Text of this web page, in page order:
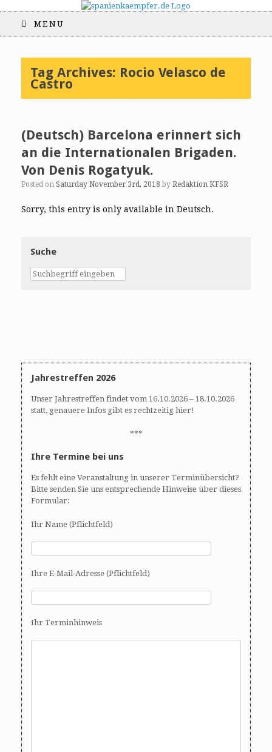
MENU
Tag Archives: Rocio Velasco de
Castro
(Deutsch) Barcelona erinnert sich
an die Internationalen Brigaden.
Von Denis Rogatyuk.
Posted on Saturday November 3rd, 2018 by Redaktion KFSR
Sorry, this entry is only available in Deutsch.
Suche
Jahrestreffen 2026
Unser Jahrestreffen findet vom 16.10.2026 – 18.10.2026
statt, genauere Infos gibt es rechtzeitig hier!
***
Ihre Termine bei uns
Es fehlt eine Veranstaltung in unserer Terminübersicht?
Bitte senden Sie uns entsprechende Hinweise über dieses
Formular:
Ihr Name (Pflichtfeld)
Ihre E-Mail-Adresse (Pflichtfeld)
Ihr Terminhinweis